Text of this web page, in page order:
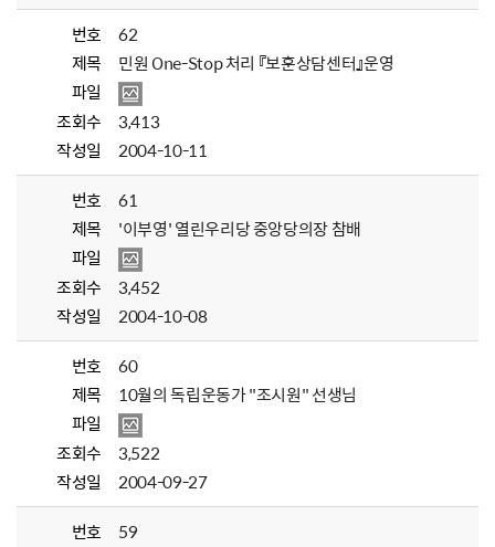
번호
62
제목
민원 One-Stop 처리 『보훈상담센터』운영
파일
조회수
3,413
작성일
2004-10-11
번호
61
제목
'이부영' 열린우리당 중앙당의장 참배
파일
조회수
3,452
작성일
2004-10-08
번호
60
제목
10월의 독립운동가 "조시원" 선생님
파일
조회수
3,522
작성일
2004-09-27
번호
59